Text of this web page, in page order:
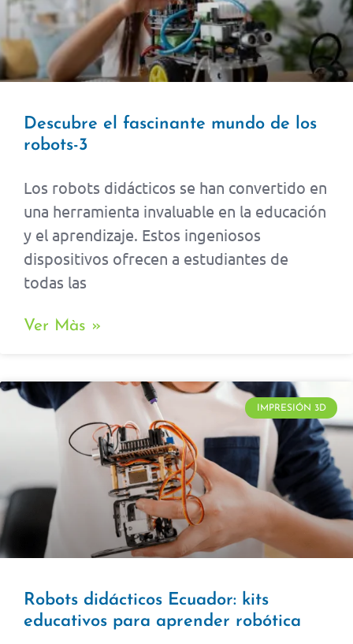
Descubre el fascinante mundo de los
robots-3
Los robots didácticos se han convertido en
una herramienta invaluable en la educación
y el aprendizaje. Estos ingeniosos
dispositivos ofrecen a estudiantes de
todas las
Ver Màs »
IMPRESIÓN 3D
Robots didácticos Ecuador: kits
educativos para aprender robótica